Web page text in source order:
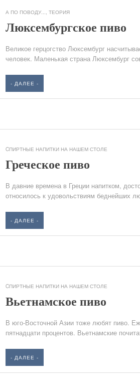
А ПО ПОВОДУ..., ТЕОРИЯ
Люксембургское пиво
Великое герцогство Люксембург
человек. Маленькая страна Люксембург
- ДАЛЕЕ -
CПИРТНЫЕ НАПИТКИ НА НАШЕМ СТОЛЕ
Греческое пиво
В давние времена в Греции напитком,
относилось к удовольствиям беднейших
- ДАЛЕЕ -
CПИРТНЫЕ НАПИТКИ НА НАШЕМ СТОЛЕ
Вьетнамское пиво
В юго-Восточной Азии тоже любят пиво.
пятнадцати процентов. Вьетнамские
- ДАЛЕЕ -